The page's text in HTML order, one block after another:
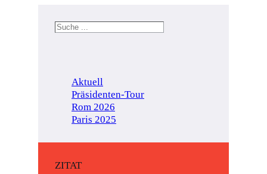
Aktuell
Präsidenten-Tour
Rom 2026
Paris 2025
ZITAT